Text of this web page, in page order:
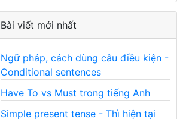
Bài viết mới nhất
Ngữ pháp, cách dùng câu điều kiện -
Conditional sentences
Have To vs Must trong tiếng Anh
Simple present tense - Thì hiện tại